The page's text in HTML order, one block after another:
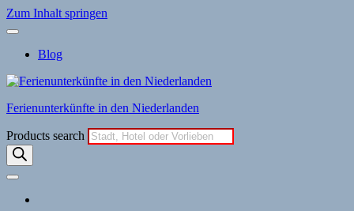
Zum Inhalt springen
Blog
Ferienunterkünfte in den Niederlanden
Products search